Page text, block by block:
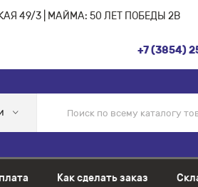
49/3 | МАЙМА: 50 ЛЕТ ПОБЕДЫ 2В
+7 (3854)
Как сделать заказ